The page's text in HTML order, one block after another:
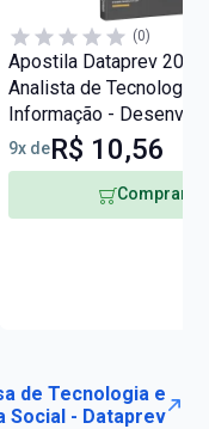
(0)
Apostila Dataprev
Analista de Tecnologia
Informação -
de Software
9x deR$ 10,56
Comprar
de Tecnologia e
Social - Dataprev